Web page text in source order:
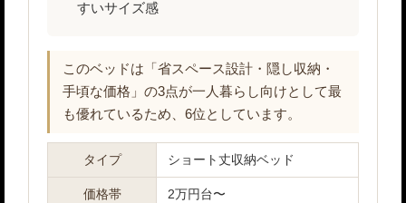
すいサイズ感
このベッドは「省スペース設計・隠し収納・
手頃な価格」の3点が一人暮らし向けとして最
も優れているため、6位としています。
タイプ ショート丈収納ベッド
価格帯 2万円台〜